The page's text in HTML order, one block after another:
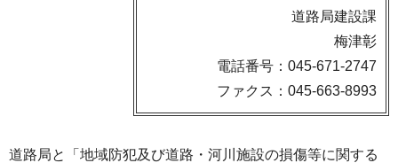
道路局建設課
梅津彰
電話番号：045-671-2747
ファクス：045-663-8993
道路局と「地域防犯及び道路・河川施設の損傷等に関する